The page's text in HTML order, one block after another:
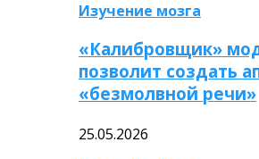
Изучение мозга
«Калибровщик»
позволит создать
«безмолвной речи»
25.05.2026